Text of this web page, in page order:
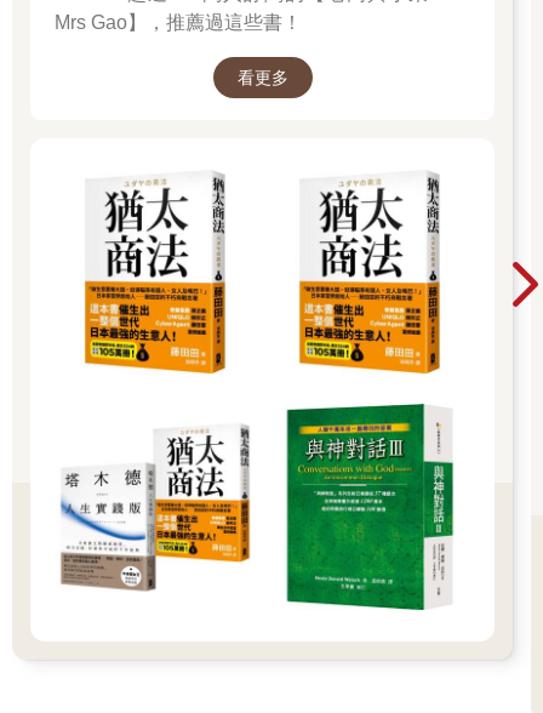
校草，顧名思義就是學校最帥的男生，他的身高一百七十五，濃
眉大眼，五官立體，身材比例也很好，雖然說校草這個稱呼也是
我們女生們自己取的，但他本人也知道，我甚至聽過他的朋友調
不過如果只是帥，那要進階成喜歡還是有一點難度，因為帥度與
疏離度成正比。越帥，就越有距離，像是神聖不可侵犯的領域一
可是，當與對方有過一些稍微親密的接觸時，就會發現原來他也
是個人呀。
這聽起來好像有點好笑，但生活不就是這樣嗎？你會覺得某個人
遙不可及，直到與他有了接觸後，才會發現原來他也是一般人，
瞬間對方就從「不可能的領域」變成了「身邊的朋友」，這距離
所以，我之所以會真正的喜歡上校草，一定也是經過了這一段的
洗禮，才明白校草並非遙不可及的存在。
我們兩個並不同班，校草的班級甚至遠在另一棟樓，就連上課換
教室時，基本上都不會和校草真正面對面。
「同學，請幫我叫孫日奇好嗎？」
那一天，坐在窗邊的我一如往常，總是會被別班同學當作班級的
總機，我有些心情不美麗，因為看到正精采的小說被打斷了，眼
都沒抬，就直接喊：「日曆～有人找你。」
「哇！非常有禮貌，我要投訴。」孫日奇大喊，從最裡面的位置
跳了起來，來到我旁邊，「班長，禮貌呢？」
Mrs Gao】，推薦過這些書！
看更多